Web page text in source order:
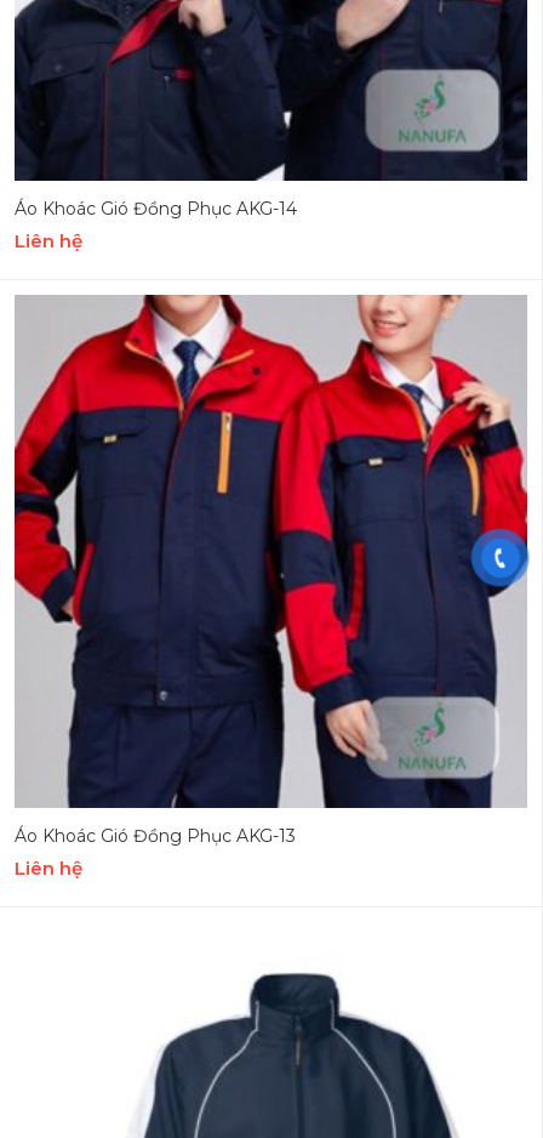
Áo Khoác Gió Đồng Phục AKG-14
Liên hệ
Áo Khoác Gió Đồng Phục AKG-13
Liên hệ